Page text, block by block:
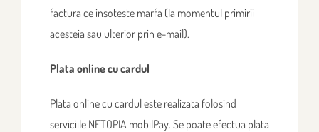
factura ce insoteste marfa (la momentul primirii
acesteia sau ulterior prin e-mail).
Plata online cu cardul
Plata online cu cardul este realizata folosind
serviciile NETOPIA mobilPay. Se poate efectua plata